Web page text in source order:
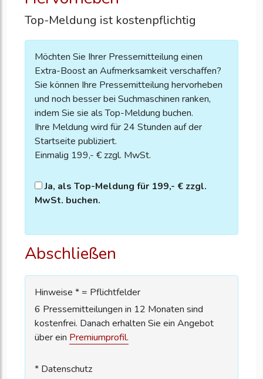
Top-Meldung ist kostenpflichtig
Möchten Sie Ihrer Pressemitteilung einen
Extra-Boost an Aufmerksamkeit verschaffen?
Sie können Ihre Pressemitteilung hervorheben
und noch besser bei Suchmaschinen ranken,
indem Sie sie als Top-Meldung buchen.
Ihre Meldung wird für 24 Stunden auf der
Startseite publiziert.
Einmalig 199,- € zzgl. MwSt.
Ja, als Top-Meldung für 199,- € zzgl.
MwSt. buchen.
Abschließen
Hinweise * = Pflichtfelder
6 Pressemitteilungen in 12 Monaten sind
kostenfrei. Danach erhalten Sie ein Angebot
über ein Premiumprofil.
* Datenschutz